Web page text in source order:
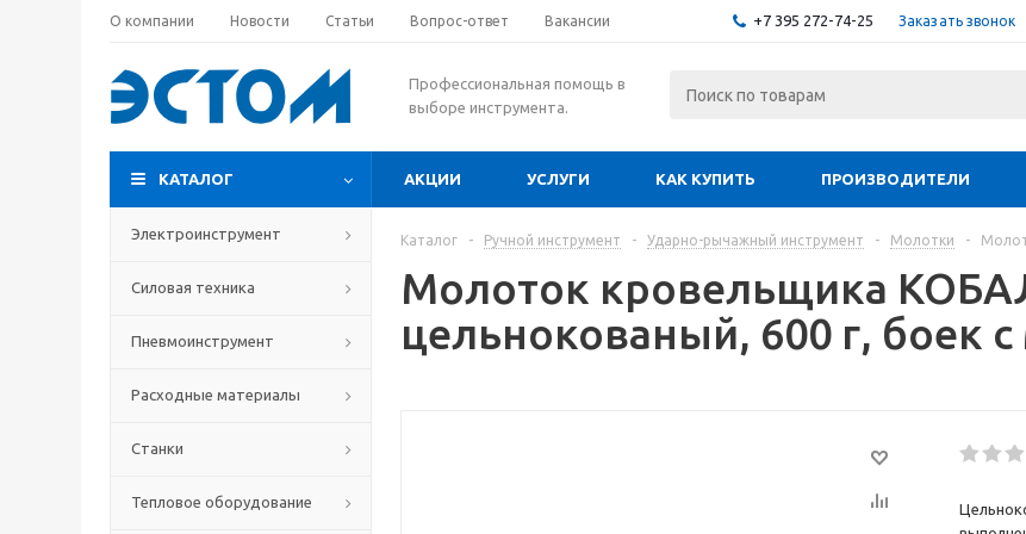
О компании Новости Статьи Вопрос-ответ Вакансии +7 395 272-74-25 Заказать звонок
Профессиональная помощь в
выборе инструмента.
КАТАЛОГ АКЦИИ УСЛУГИ КАК КУПИТЬ ПРОИЗВОДИТЕЛИ
Электроинструмент
Силовая техника
Пневмоинструмент
Расходные материалы
Станки
Тепловое оборудование
Каталог - Ручной инструмент - Ударно-рычажный инструмент - Молотки -
Молоток кровельщика
цельнокованый, 600 г, боек с